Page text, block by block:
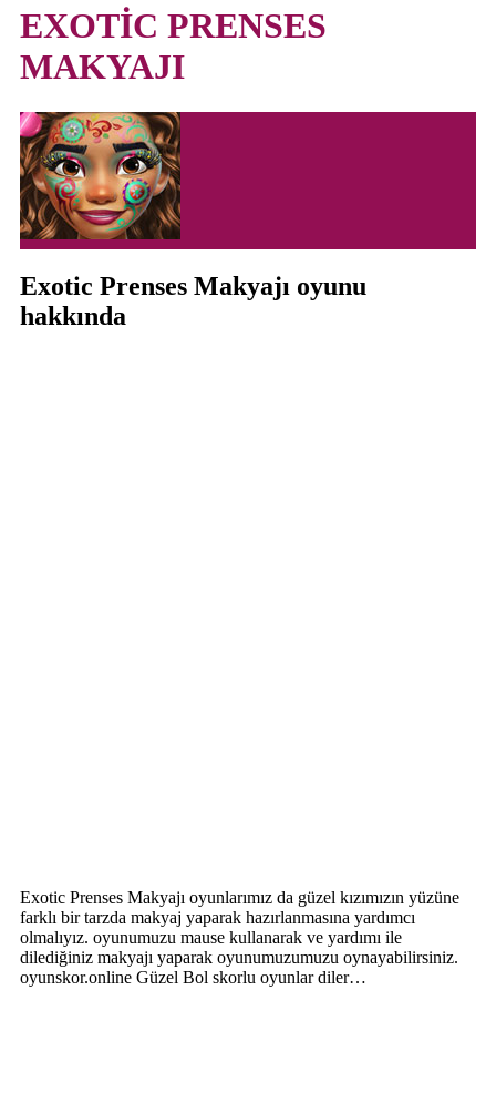
EXOTİC PRENSES
MAKYAJI
Exotic Prenses Makyajı oyunu
hakkında
Exotic Prenses Makyajı oyunlarımız da güzel kızımızın yüzüne
farklı bir tarzda makyaj yaparak hazırlanmasına yardımcı
olmalıyız. oyunumuzu mause kullanarak ve yardımı ile
dilediğiniz makyajı yaparak oyunumuzumuzu oynayabilirsiniz.
oyunskor.online Güzel Bol skorlu oyunlar diler…